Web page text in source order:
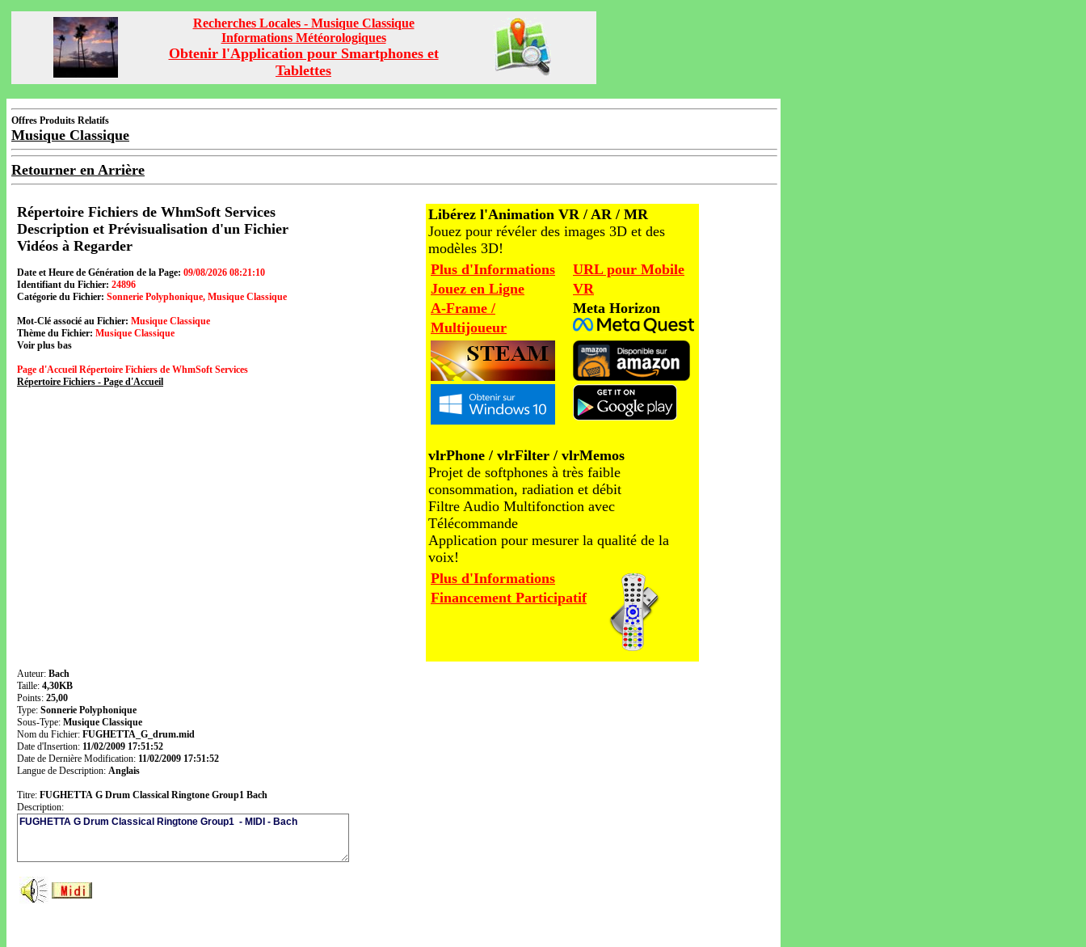
Recherches Locales - Musique Classique
Informations Météorologiques
Obtenir l'Application pour Smartphones et
Tablettes
Offres Produits Relatifs
Musique Classique
Retourner en Arrière
Répertoire Fichiers de WhmSoft Services
Description et Prévisualisation d'un Fichier
Vidéos à Regarder
Date et Heure de Génération de la Page: 09/08/2026 08:21:10
Identifiant du Fichier: 24896
Catégorie du Fichier: Sonnerie Polyphonique, Musique Classique
Mot-Clé associé au Fichier: Musique Classique
Thème du Fichier: Musique Classique
Voir plus bas
Page d'Accueil Répertoire Fichiers de WhmSoft Services
Répertoire Fichiers - Page d'Accueil
Libérez l'Animation VR / AR / MR
Jouez pour révéler des images 3D et des
modèles 3D!
Plus d'Informations
Jouez en Ligne
A-Frame /
Multijoueur
URL pour Mobile
VR
Meta Horizon
vlrPhone / vlrFilter / vlrMemos
Projet de softphones à très faible
consommation, radiation et débit
Filtre Audio Multifonction avec
Télécommande
Application pour mesurer la qualité de la
voix!
Plus d'Informations
Financement Participatif
Auteur: Bach
Taille: 4,30KB
Points: 25,00
Type: Sonnerie Polyphonique
Sous-Type: Musique Classique
Nom du Fichier: FUGHETTA_G_drum.mid
Date d'Insertion: 11/02/2009 17:51:52
Date de Dernière Modification: 11/02/2009 17:51:52
Langue de Description: Anglais
Titre: FUGHETTA G Drum Classical Ringtone Group1 Bach
Description: